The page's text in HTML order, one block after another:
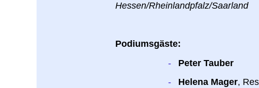
Hessen/Rheinlandpfalz/Saarland
Podiumsgäste:
-
Peter Tauber
-
Helena Mager,